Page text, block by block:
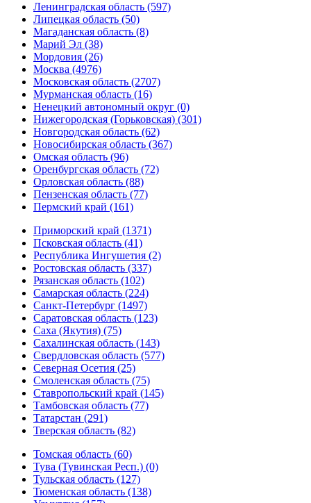
Ленинградская область (597)
Липецкая область (50)
Магаданская область (8)
Марий Эл (38)
Мордовия (26)
Москва (4976)
Московская область (2707)
Мурманская область (16)
Ненецкий автономный округ (0)
Нижегородская (Горьковская) (301)
Новгородская область (62)
Новосибирская область (367)
Омская область (96)
Оренбургская область (72)
Орловская область (88)
Пензенская область (77)
Пермский край (161)
Приморский край (1371)
Псковская область (41)
Республика Ингушетия (2)
Ростовская область (337)
Рязанская область (102)
Самарская область (224)
Санкт-Петербург (1497)
Саратовская область (123)
Саха (Якутия) (75)
Сахалинская область (143)
Свердловская область (577)
Северная Осетия (25)
Смоленская область (75)
Ставропольский край (145)
Тамбовская область (77)
Татарстан (291)
Тверская область (82)
Томская область (60)
Тува (Тувинская Респ.) (0)
Тульская область (127)
Тюменская область (138)